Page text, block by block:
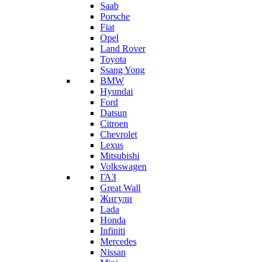
Saab
Porsche
Fiat
Opel
Land Rover
Toyota
Ssang Yong
BMW
Hyundai
Ford
Datsun
Citroen
Chevrolet
Lexus
Mitsubishi
Volkswagen
ГАЗ
Great Wall
Жигули
Lada
Honda
Infiniti
Mercedes
Nissan